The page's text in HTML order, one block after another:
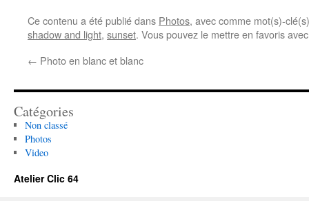
Ce contenu a été publié dans Photos, avec comme mot(s)-
shadow and light, sunset. Vous pouvez le mettre en favoris
← Photo en blanc et blanc
Catégories
Non classé
Photos
Video
Atelier Clic 64